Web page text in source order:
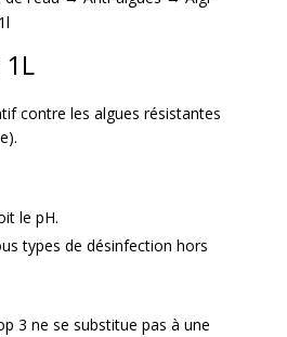
1L
contre les algues résistantes
le pH.
types de désinfection hors
3 ne se substitue pas à une